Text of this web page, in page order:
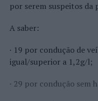
por serem suspeitos da
A saber:
· 19 por condução de
igual/superior a 1,2g/l;
· 29 por condução sem